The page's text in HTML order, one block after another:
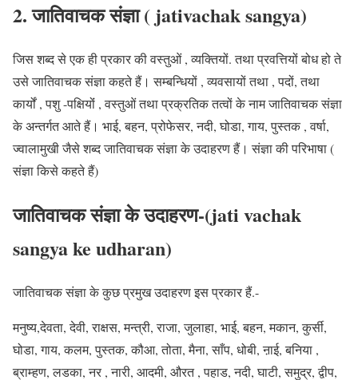
2. जातिवाचक संज्ञा ( jativachak sangya)
जिस शब्द सेएक ही प्रकारकी वस्तुओं , व्यक्तियों. तथा प्रवत्तियों बोध हो ते
उसे जातिवाचक संज्ञा कहते हैं। सम्बन्धियों ,व्यवसायों तथा , पदों, तथा
कार्यों , पशु -पक्षियोंं ,वस्तुओं तथा प्रक्रतिक तत्वों के नाम जातिवाचक संज्ञा
के अन्तर्गत आते हैं। भाई, बहन, प्रोफेसर, नदी, घोडा, गाय, पुस्तक , वर्षा,
ज्वालामुखीजैसे शब्द जातिवाचक संज्ञा के उदाहरण हैं।संज्ञा की परिभाषा (
संज्ञा किसे कहते हैं)
जातिवाचक संज्ञा के उदाहरण-(jati vachak
sangya ke udharan)
जातिवाचक संज्ञा के कुछ प्रमुख उदाहरण इस प्रकार हैं.-
मनुष्य,देवता, देवी, राक्षस, मन्त्री, राजा, जुलाहा, भाई, बहन, मकान, कुर्सी,
घोडा, गाय, कलम, पुस्तक, कौआ, तोता, मैना, साँप, धोबी, ऩाई, बनिया ,
ब्राम्हण, लडका, नर , नारी, आदमी, औरत , पहाड, नदी, घाटी, समुद्र, द्वीप,